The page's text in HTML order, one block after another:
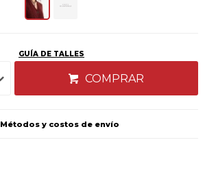
GUÍA DE TALLES
COMPRAR
Métodos y costos de envío